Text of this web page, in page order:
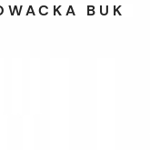
BUK